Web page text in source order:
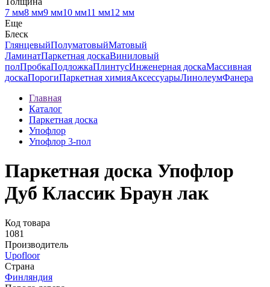
7 мм8 мм9 мм10 мм11 мм12 мм
Еще
Блеск
ГлянцевыйПолуматовыйМатовый
ЛаминатПаркетная доскаВиниловый
полПробкаПодложкаПлинтусИнженерная доскаМассивная
доскаПорогиПаркетная химияАксессуарыЛинолеумФанера
Главная
Каталог
Паркетная доска
Упофлор
Упофлор 3-пол
Паркетная доска Упофлор
Дуб Классик Браун лак
Код товара
1081
Производитель
Upofloor
Страна
Финляндия